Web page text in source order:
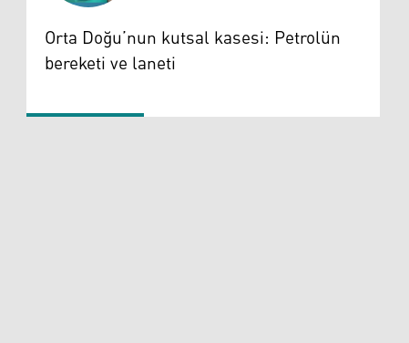
Muazzez Baktaş
Orta Doğu’nun kutsal kasesi: Petrolün
bereketi ve laneti